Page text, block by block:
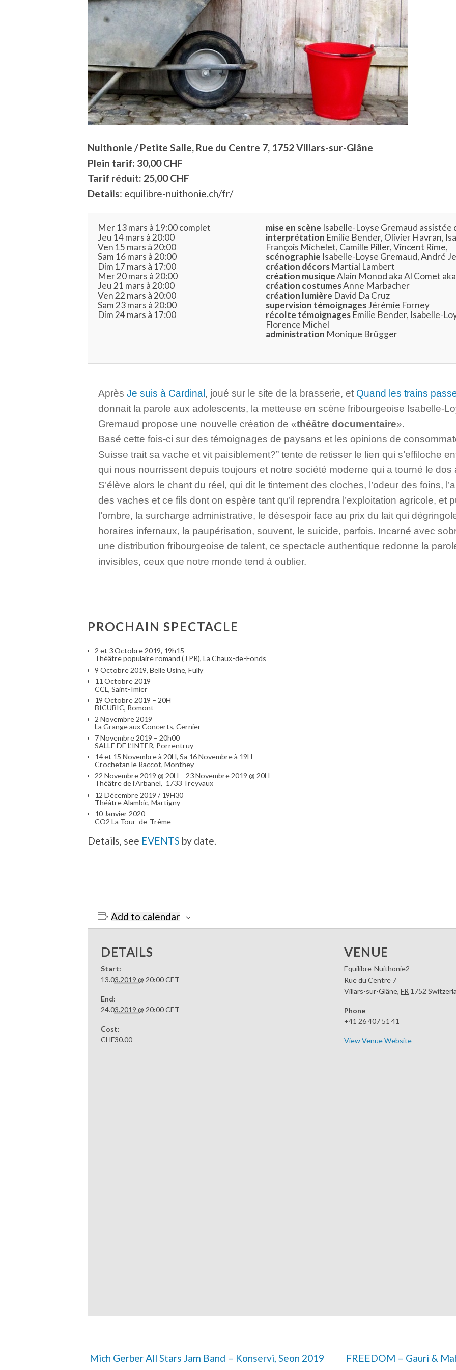
Nuithonie / Petite Salle, Rue du Centre 7, 1752 Villars-sur-Glâne
Plein tarif: 30,00 CHF
Tarif réduit: 25,00 CHF
Details: equilibre-nuithonie.ch/fr/
Mer 13 mars à 19:00 complet
Jeu 14 mars à 20:00
Ven 15 mars à 20:00
Sam 16 mars à 20:00
Dim 17 mars à 17:00
Mer 20 mars à 20:00
Jeu 21 mars à 20:00
Ven 22 mars à 20:00
Sam 23 mars à 20:00
Dim 24 mars à 17:00
mise en scène Isabelle-Loyse Gremaud assistée
interprétation Emilie Bender, Olivier Havran,
François Michelet, Camille Piller, Vincent Rime,
scénographie Isabelle-Loyse Gremaud, André
création décors Martial Lambert
création musiqueAlain Monod aka Al Comet
création costumesAnne Marbacher
création lumière David Da Cruz
supervision témoignagesJérémie Forney
récolte témoignages Emilie Bender, Isabelle-
Florence Michel
administration Monique Brügger
AprèsJe suis à Cardinal, joué sur le site de la brasserie, et Quand les trains
donnait la parole aux adolescents, la metteuse en scène fribourgeoise Isabelle-
Gremaud propose une nouvelle création de «théâtre documentaire».
Basé cette fois-ci sur des témoignages de paysans et les opinions de
Suisse trait sa vache et vit paisiblement?” tente de retisser le lien qui s’effiloche
qui nous nourrissent depuis toujours et notre société moderne qui a tourné le dos
S’élève alors le chant du réel, qui dit le tintement des cloches, l’odeur des foins,
des vaches et ce fils dont on espère tant qu’il reprendra l’exploitation agricole, et
l’ombre, la surcharge administrative, le désespoir face au prix du lait qui
horaires infernaux, la paupérisation, souvent, le suicide, parfois. Incarné avec
une distribution fribourgeoise de talent, ce spectacle authentique redonne la
invisibles, ceux que notre monde tend à oublier.
PROCHAIN SPECTACLE
2 et 3 Octobre 2019, 19h15
Théâtre populaire romand (TPR), La Chaux-de-Fonds
9 Octobre 2019, Belle Usine, Fully
11 Octobre 2019
CCL, Saint-Imier
19 Octobre 2019 – 20H
BICUBIC, Romont
2 Novembre 2019
La Grange aux Concerts, Cernier
7 Novembre 2019 – 20h00
SALLE DE L’INTER, Porrentruy
14 et 15 Novembre à 20H, Sa 16 Novembre à 19H
Crochetan le Raccot, Monthey
22 Novembre 2019 @ 20H – 23 Novembre 2019 @ 20H
Théâtre de l’Arbanel, 1733 Treyvaux
12 Décembre 2019 / 19H30
Théâtre Alambic, Martigny
10 Janvier 2020
CO2 La Tour-de-Trême
Details, see EVENTS by date.
Add to calendar
DETAILS
Start:
13.03.2019 @ 20:00CET
End:
24.03.2019 @ 20:00CET
Cost:
CHF30.00
VENUE
Equilibre-Nuithonie2
Rue du Centre 7
Villars-sur-Glâne, FR 1752
Phone
+41 26 407 51 41
View Venue Website
Mich Gerber All Stars Jam Band – Konservi, Seon 2019 FREEDOM – Gauri &